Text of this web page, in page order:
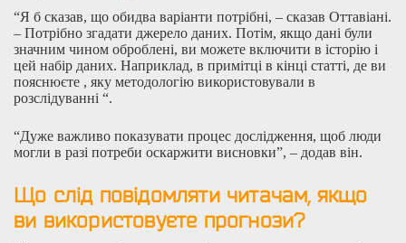
“Я б сказав, що обидва варіанти потрібні, – сказав Оттавіані.
– Потрібно згадати джерело даних. Потім, якщо дані були
значним чином оброблені, ви можете включити в історію і
цей набір даних. Наприклад, в примітці в кінці статті, де ви
пояснюєте , яку методологію використовували в
розслідуванні “.
“Дуже важливо показувати процес дослідження, щоб люди
могли в разі потреби оскаржити висновки”, – додав він.
Що слід повідомляти читачам, якщо
ви використовуєте прогнози?